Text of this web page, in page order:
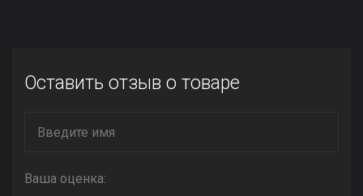
Оставить отзыв о товаре
Ваша оценка: